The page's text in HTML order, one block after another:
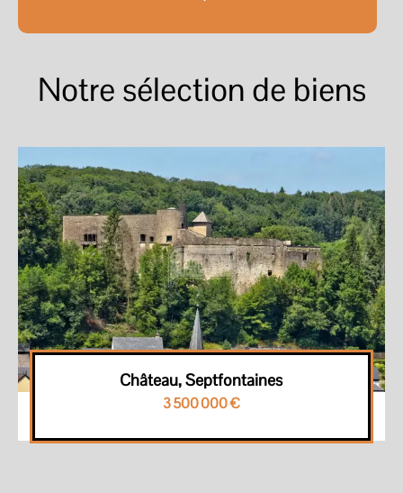
Notre sélection de biens
Château, Septfontaines
3 500 000 €